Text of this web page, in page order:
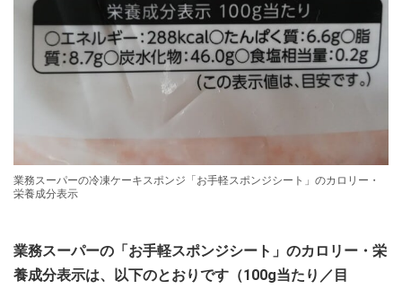
業務スーパーの冷凍ケーキスポンジ「お手軽スポンジシート」のカロリー・
栄養成分表示
業務スーパーの「お手軽スポンジシート」のカロリー・栄
養成分表示は、以下のとおりです（100g当たり／目